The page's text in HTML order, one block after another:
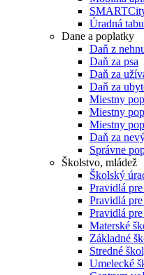
Úradná
Dane a poplatky
Daň z
Daň za psa
Daň za
Daň za
Miestny
Miestny
Miestny
Daň za
Správne
Školstvo, mládež
Školský
Pravidlá
Pravidlá
Pravidlá
Materské
Základné
Stredné
Umelecké